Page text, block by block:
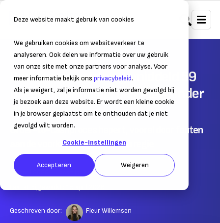
Deze website maakt gebruik van cookies
We gebruiken cookies om websiteverkeer te
analyseren. Ook delen we informatie over uw gebruik
van onze site met onze partners voor analyse. Voor
meer informatie bekijk ons privacybeleid.
Als je weigert, zal je informatie niet worden gevolgd bij
je bezoek aan deze website. Er wordt een kleine cookie
in je browser geplaatst om te onthouden dat je niet
gevolgd wilt worden.
Cookie-instellingen
Accepteren Weigeren
Home Nieuws Ondernemersnieuws
Bedrijven wachten gemiddeld 59
dagen op betaling: cashflow onder
druk
Order-to-cashproces hapert, vooral door fouten
aan de voorkant en gebrek aan regie
15 april 2026
min.
Geschreven door: Fleur Willemsen